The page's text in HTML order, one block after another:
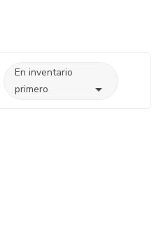
En inventario
primero
